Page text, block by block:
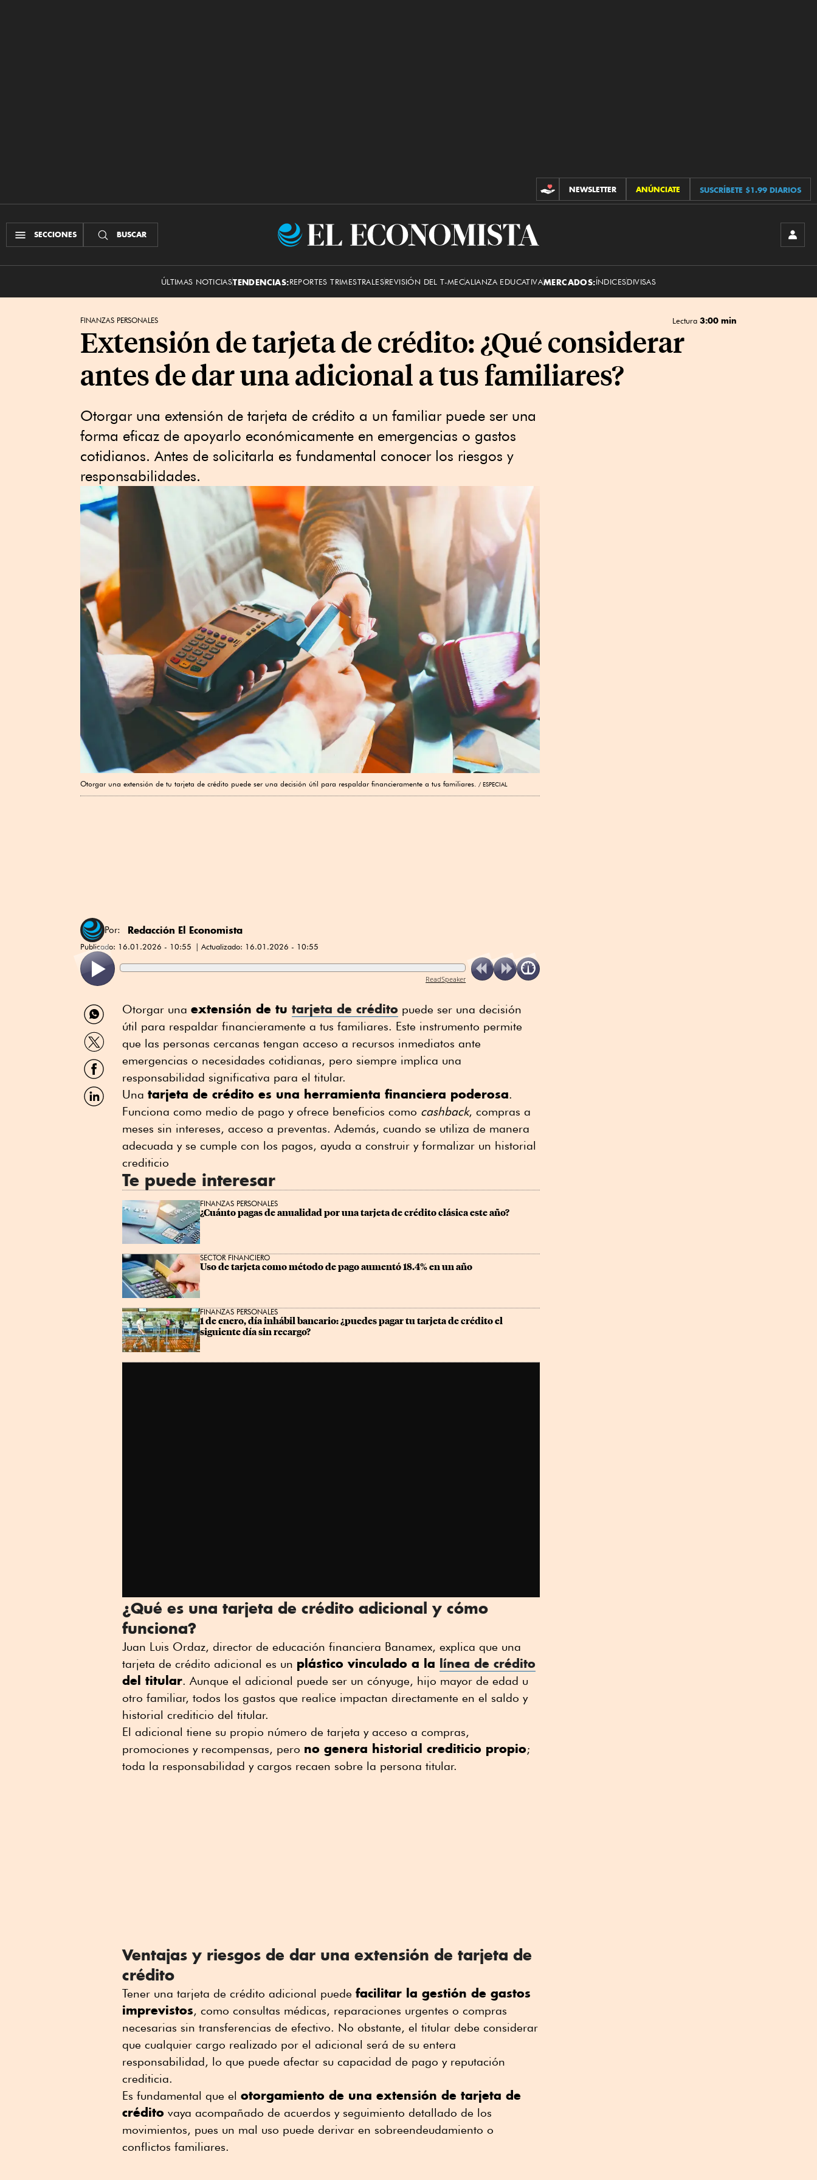
CONTRIBUCIONES
NEWSLETTER ANÚNCIATE SUSCRÍBETE $1.99 DIARIOS
SECCIONES BUSCAR
El
ÚLTIMAS NOTICIASTENDENCIAS:REPORTES TRIMESTRALESREVISIÓN DEL T-MECALIANZA EDUCATIVAMERCADOS:ÍNDICESDIVISAS
FINANZAS PERSONALES Lectura 3:00 min
Extensión de tarjeta de crédito: ¿Qué considerar
antes de dar una adicional a tus familiares?
Otorgar una extensión de tarjeta de crédito a un familiar puede ser una
forma eficaz de apoyarlo económicamente en emergencias o gastos
cotidianos. Antes de solicitarla es fundamental conocer los riesgos y
responsabilidades.
Otorgar una extensión de tu tarjeta de crédito puede ser una decisión útil para respaldar financieramente a tus familiares. ESPECIAL
Por: Redacción El Economista
Publicado: 16.01.2026 - 10:55 Actualizado: 16.01.2026 - 10:55
ReadSpeaker
Compartir
por
WhatsApp
Compartir
por
Twitter
Compartir
por
Facebook
Compartir
por
Otorgar una extensión de tu tarjeta de crédito puede ser una decisión
útil para respaldar financieramente a tus familiares. Este instrumento permite
que las personas cercanas tengan acceso a recursos inmediatos ante
emergencias o necesidades cotidianas, pero siempre implica una
responsabilidad significativa para el titular.
Una tarjeta de crédito es una herramienta financiera poderosa.
Funciona como medio de pago y ofrece beneficios como cashback, compras a
meses sin intereses, acceso a preventas. Además, cuando se utiliza de manera
adecuada y se cumple con los pagos, ayuda a construir y formalizar un historial
crediticio
Te puede interesar
FINANZAS PERSONALES
¿Cuánto pagas de anualidad por una tarjeta de crédito clásica este año?
SECTOR FINANCIERO
Uso de tarjeta como método de pago aumentó 18.4% en un año
FINANZAS PERSONALES
1 de enero, día inhábil bancario: ¿puedes pagar tu tarjeta de crédito el
siguiente día sin recargo?
¿Qué es una tarjeta de crédito adicional y cómo
funciona?
Juan Luis Ordaz, director de educación financiera Banamex, explica que una
tarjeta de crédito adicional es un plástico vinculado a la línea de crédito
del titular. Aunque el adicional puede ser un cónyuge, hijo mayor de edad u
otro familiar, todos los gastos que realice impactan directamente en el saldo y
historial crediticio del titular.
El adicional tiene su propio número de tarjeta y acceso a compras,
promociones y recompensas, pero no genera historial crediticio propio;
toda la responsabilidad y cargos recaen sobre la persona titular.
Ventajas y riesgos de dar una extensión de tarjeta de
crédito
Tener una tarjeta de crédito adicional puede facilitar la gestión de gastos
imprevistos, como consultas médicas, reparaciones urgentes o compras
necesarias sin transferencias de efectivo. No obstante, el titular debe considerar
que cualquier cargo realizado por el adicional será de su entera
responsabilidad, lo que puede afectar su capacidad de pago y reputación
crediticia.
Es fundamental que el otorgamiento de una extensión de tarjeta de
crédito vaya acompañado de acuerdos y seguimiento detallado de los
movimientos, pues un mal uso puede derivar en sobreendeudamiento o
conflictos familiares.